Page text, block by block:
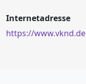
Internetadresse
https://www.vknd.de